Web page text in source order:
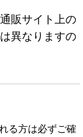
販サイト上の
異なりますの
る方は必ずご確